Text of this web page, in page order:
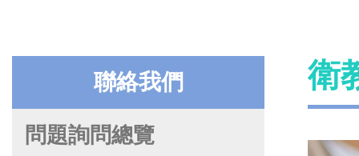
聯絡我們
問題詢問總覽
衛